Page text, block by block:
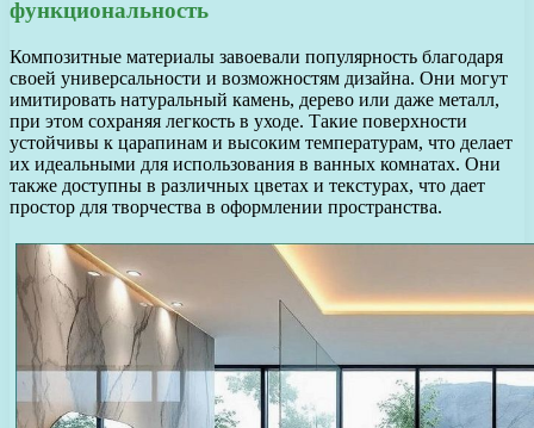
функциональность
Композитные материалы завоевали популярность благодаря
своей универсальности и возможностям дизайна. Они могут
имитировать натуральный камень, дерево или даже металл,
при этом сохраняя легкость в уходе. Такие поверхности
устойчивы к царапинам и высоким температурам, что делает
их идеальными для использования в ванных комнатах. Они
также доступны в различных цветах и текстурах, что дает
простор для творчества в оформлении пространства.